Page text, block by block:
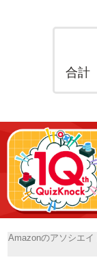
合計
Amazonのアソシエ